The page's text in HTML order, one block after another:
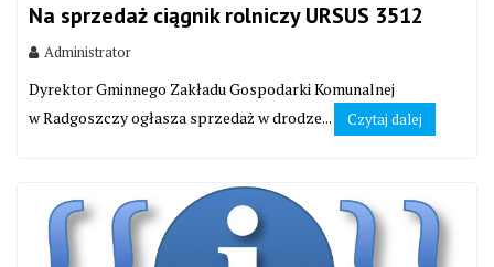
Na sprzedaż ciągnik rolniczy URSUS 3512
Administrator
Dyrektor Gminnego Zakładu Gospodarki Komunalnej
w Radgoszczy ogłasza sprzedaż w drodze...
Czytaj dalej